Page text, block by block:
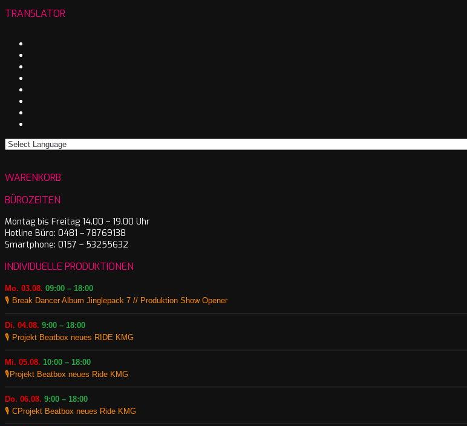
TRANSLATOR
WARENKORB
BÜROZEITEN
Montag bis Freitag 14.00 – 19.00 Uhr
Hotline Büro: 0481 – 78769138
Smartphone: 0157 – 53255632
INDIVIDUELLE PRODUKTIONEN
Mo. 03.08. 09:00 – 18:00
🎙️ Break Dancer Album Jinglepack 7 // Produktion Show Opener
Di. 04.08. 9:00 – 18:00
🎙️ Projekt Beatbox neues RIDE KMG
Mi. 05.08. 10:00 – 18:00
🎙️Projekt Beatbox neues Ride KMG
Do. 06.08. 9:00 – 18:00
🎙️ CProjekt Beatbox neues Ride KMG